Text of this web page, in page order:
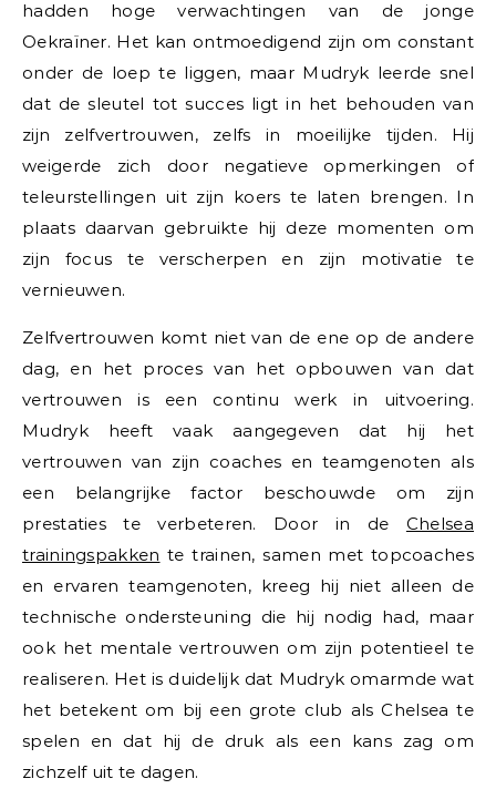
hadden hoge verwachtingen van de jonge
Oekraïner. Het kan ontmoedigend zijn om constant
onder de loep te liggen, maar Mudryk leerde snel
dat de sleutel tot succes ligt in het behouden van
zijn zelfvertrouwen, zelfs in moeilijke tijden. Hij
weigerde zich door negatieve opmerkingen of
teleurstellingen uit zijn koers te laten brengen. In
plaats daarvan gebruikte hij deze momenten om
zijn focus te verscherpen en zijn motivatie te
vernieuwen.
Zelfvertrouwen komt niet van de ene op de andere
dag, en het proces van het opbouwen van dat
vertrouwen is een continu werk in uitvoering.
Mudryk heeft vaak aangegeven dat hij het
vertrouwen van zijn coaches en teamgenoten als
een belangrijke factor beschouwde om zijn
prestaties te verbeteren. Door in de Chelsea
trainingspakken te trainen, samen met topcoaches
en ervaren teamgenoten, kreeg hij niet alleen de
technische ondersteuning die hij nodig had, maar
ook het mentale vertrouwen om zijn potentieel te
realiseren. Het is duidelijk dat Mudryk omarmde wat
het betekent om bij een grote club als Chelsea te
spelen en dat hij de druk als een kans zag om
zichzelf uit te dagen.